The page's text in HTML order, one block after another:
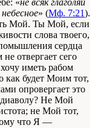
«не всяк глаголяй
» (Мф. 7:21).
Мой. Ты Мой, если
слова твоего,
сердца
отвергает сего
иметь рабом
как будет Моим тот,
опровергает это
Не Мой
не Мой тот,
что Я —